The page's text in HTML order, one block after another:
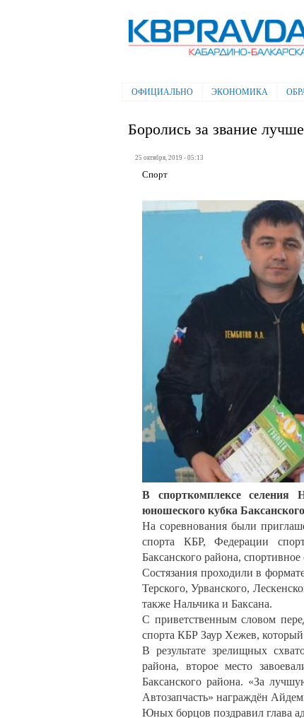
Электронная газета "Кабардино-
Балкарская правда"
Главное меню
ОФИЦИАЛЬНО ЭКОНОМИКА
Боролись за звание
25 октября, 2019 - 05:13
Спорт
В спорткомплексе
юношеского кубка
На соревнования были
спорта КБР, Федерации
Баксанского района,
Состязания проходили в
Терского, Урванского,
также Нальчика и Баксана.
С приветственным словом
спорта КБР Заур Хежев,
В результате зрелищных
района, второе место
Баксанского района. «За
Автозапчасть» награждён
Юных борцов поздравил глава